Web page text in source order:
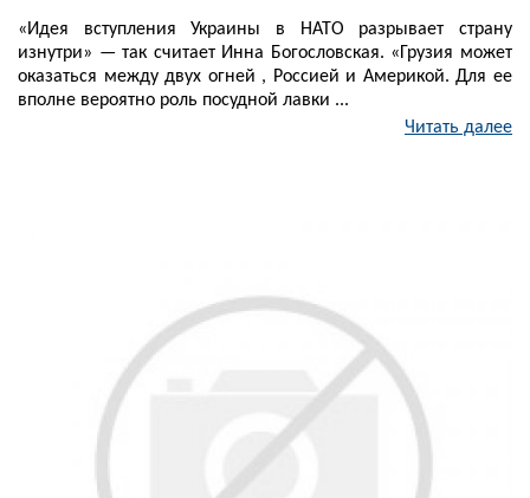
«Идея вступления Украины в НАТО разрывает страну
изнутри» — так считает Инна Богословская. «Грузия может
оказаться между двух огней , Россией и Америкой. Для ее
вполне вероятно роль посудной лавки ...
Читать далее